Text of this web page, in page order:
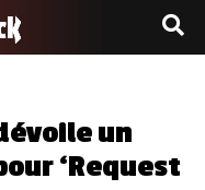
un
‘Request